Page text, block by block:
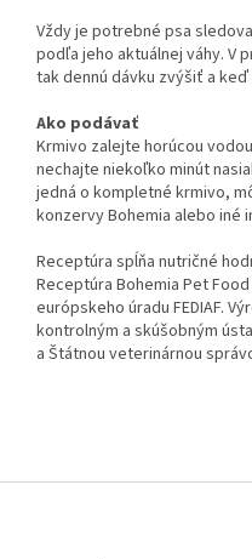
Vždy je potrebné psa
podľa jeho aktuálnej váhy. V
tak dennú dávku zvýšiť a
Ako podávať
Krmivo zalejte horúcou
nechajte niekoľko minút
jedná o kompletné krmivo,
konzervy Bohemia alebo iné
Receptúra ​​spĺňa nutričné
Receptúra ​​Bohemia Pet
európskeho úradu FEDIAF.
kontrolným a skúšobným
a Štátnou veterinárnou